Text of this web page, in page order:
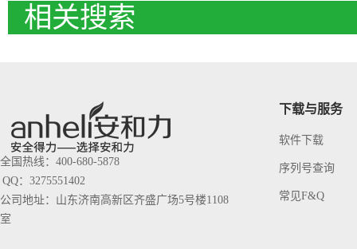
相关搜索
全国热线：400-680-5878
QQ：3275551402
公司地址：山东济南高新区齐盛广场5号楼1108
室
下载与服务
软件下载
序列号查询
常见F&Q